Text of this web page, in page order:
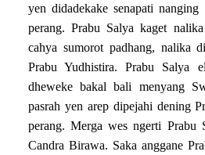
yen didadekake senapati
perang. Prabu Salya kaget
cahya sumorot padhang, nalika
Prabu Yudhistira. Prabu Salya
dheweke bakal bali menyang
pasrah yen arep dipejahi dening
perang. Merga wes ngerti Prabu
Candra Birawa. Saka anggane